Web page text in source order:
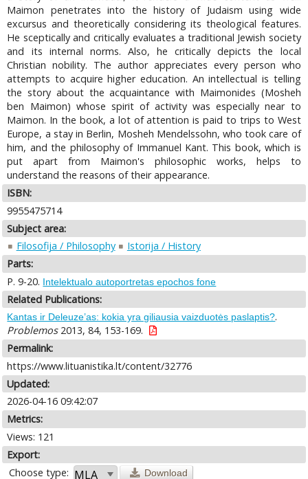
Maimon penetrates into the history of Judaism using wide
excursus and theoretically considering its theological features.
He sceptically and critically evaluates a traditional Jewish society
and its internal norms. Also, he critically depicts the local
Christian nobility. The author appreciates every person who
attempts to acquire higher education. An intellectual is telling
the story about the acquaintance with Maimonides (Mosheh
ben Maimon) whose spirit of activity was especially near to
Maimon. In the book, a lot of attention is paid to trips to West
Europe, a stay in Berlin, Mosheh Mendelssohn, who took care of
him, and the philosophy of Immanuel Kant. This book, which is
put apart from Maimon's philosophic works, helps to
understand the reasons of their appearance.
ISBN:
9955475714
Subject area:
Filosofija / Philosophy
Istorija / History
Parts:
P. 9-20. Intelektualo autoportretas epochos fone
Related Publications:
Kantas ir Deleuze’as: kokia yra giliausia vaizduotės paslaptis?.
Problemos2013, 84, 153-169.
Permalink:
https://www.lituanistika.lt/content/32776
Updated:
2026-04-16 09:42:07
Metrics:
Views: 121
Export:
Choose type:
Download